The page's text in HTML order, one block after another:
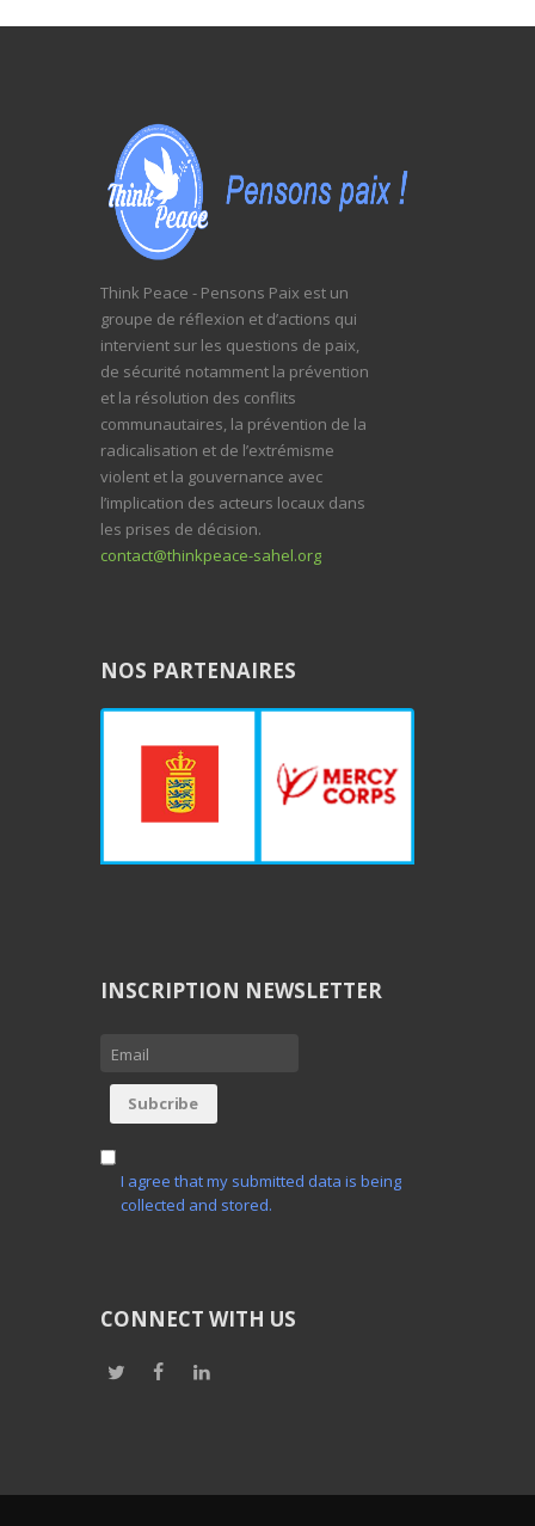
Think Peace - Pensons Paix est un
groupe de réflexion et d’actions qui
intervient sur les questions de paix,
de sécurité notamment la prévention
et la résolution des conflits
communautaires, la prévention de la
radicalisation et de l’extrémisme
violent et la gouvernance avec
l’implication des acteurs locaux dans
les prises de décision.
contact@thinkpeace-sahel.org
NOS PARTENAIRES
INSCRIPTION NEWSLETTER
I agree that my submitted data is being
collected and stored.
CONNECT WITH US